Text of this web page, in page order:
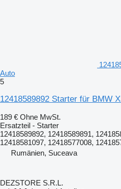
Auto
5
12418589892 Starter für BMW
189 € Ohne MwSt.
Ersatzteil - Starter
12418589892, 12418589891,
12418581097, 12418577008,
Rumänien, Suceava
DEZSTORE S.R.L.